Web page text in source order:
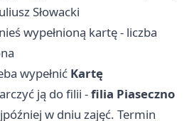
Słowacki
wypełnioną kartę - liczba
wypełnić Kartę
ją do filii -filia Piaseczno
w dniu zajęć. Termin